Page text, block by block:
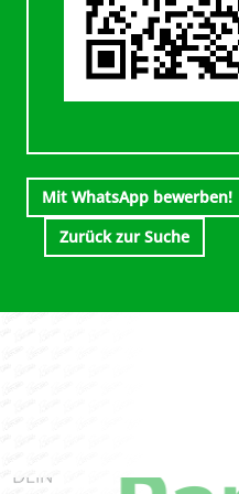
Mit WhatsApp bewerben!
Zurück zur Suche
DEIN